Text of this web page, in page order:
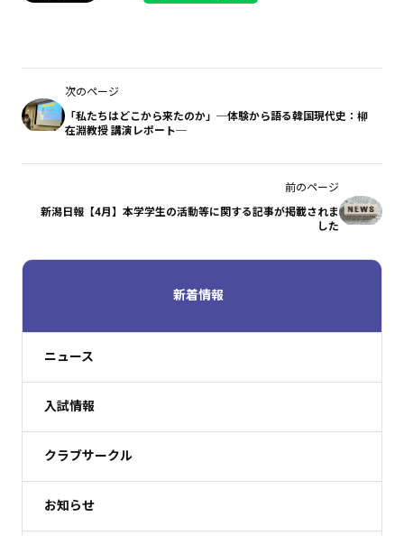
次のページ
「私たちはどこから来たのか」─体験から語る韓国現代史：柳
在淵教授 講演レポート─
前のページ
新潟日報【4月】本学学生の活動等に関する記事が掲載されま
した
新着情報
ニュース
入試情報
クラブサークル
お知らせ